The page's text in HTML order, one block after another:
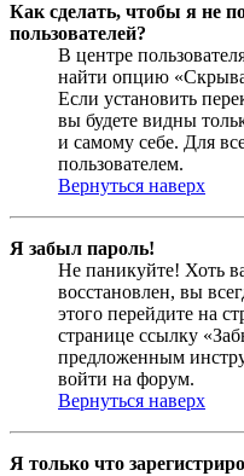
Как сделать, чтобы я не
пользователей?
В центре
найти опцию
Если установить
вы будете видны
и самому себе. Для
пользователем.
Вернуться наверх
Я забыл пароль!
Не паникуйте! Хоть
восстановлен, вы
этого перейдите на
странице ссылку
предложенным
войти на форум.
Вернуться наверх
Я только что